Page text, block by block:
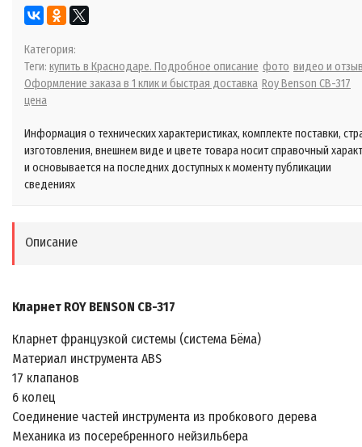
Категория:
Теги: купить в Краснодаре. Подробное описание фото видео и
Оформление заказа в 1 клик и быстрая доставка Roy Benson CB-317
цена
Информация о технических характеристиках, комплекте поставки,
изготовления, внешнем виде и цвете товара носит справочный
и основывается на последних доступных к моменту публикации
сведениях
Описание
Кларнет ROY BENSON CB-317
Кларнет французкой системы (система Бёма)
Материал инструмента ABS
17 клапанов
6 колец
Соединение частей инструмента из пробкового дерева
Механика из посеребренного нейзильбера